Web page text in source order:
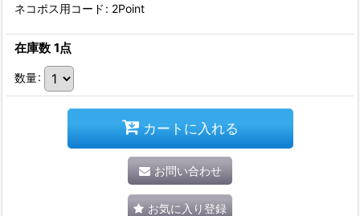
ネコポス用コード : 2Point
在庫数 1点
数量:
カートに入れる
お問い合わせ
お気に入り登録